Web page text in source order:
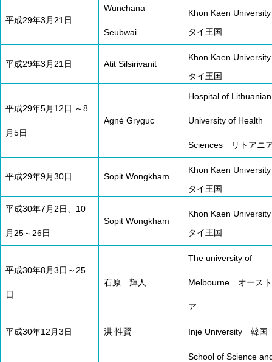
平成29年3月21日
Wunchana
Seubwai
Khon Kaen University
タイ王国
平成29年3月21日 Atit Silsirivanit
Khon Kaen University
タイ王国
平成29年5月12日 ～8
月5日
Agnė Gryguc
Hospital of Lithuanian
University of Health
Sciences リトアニ
平成29年9月30日 Sopit Wongkham
Khon Kaen University
タイ王国
平成30年7月2日、10
月25～26日
Sopit Wongkham
Khon Kaen University
タイ王国
平成30年8月3日～25
日
石原 輝人
The university of
Melbourne オース
ア
平成30年12月3日 洪 性賢 Inje University 韓国
School of Science